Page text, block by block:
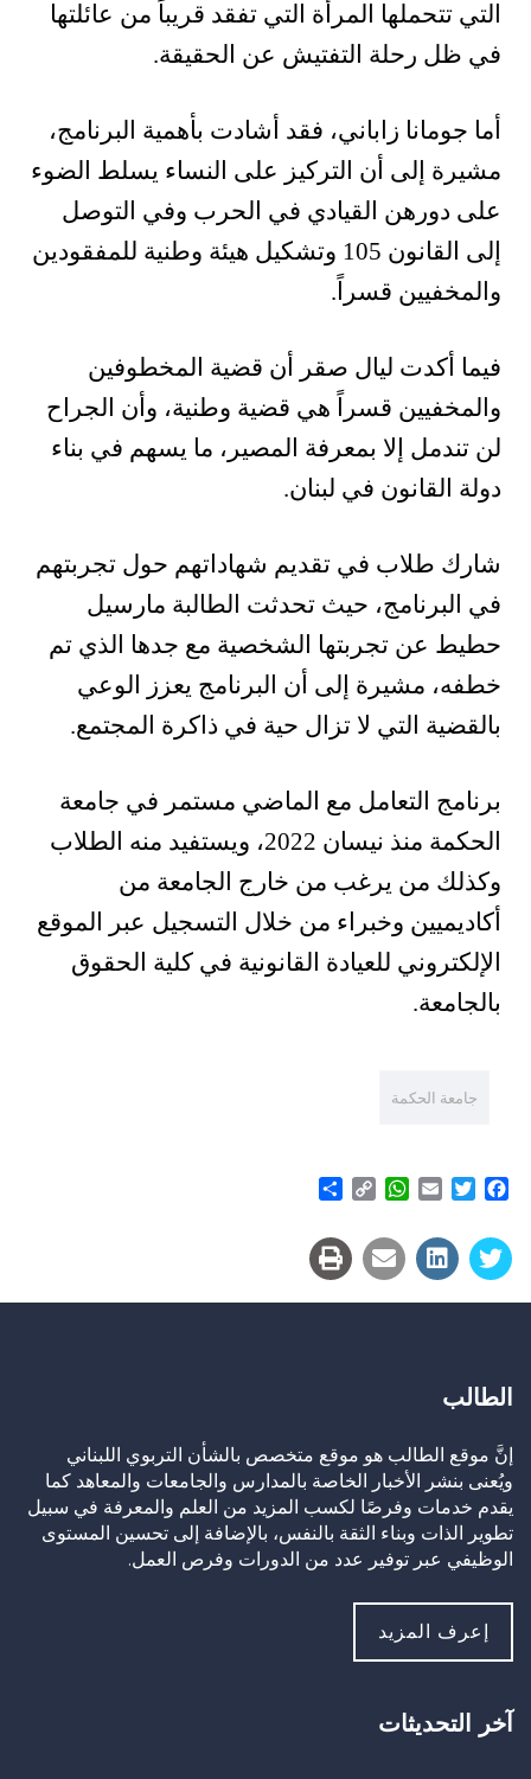
التي تتحملها المرأة التي تفقد قريباً من عائلتها
في ظل رحلة التفتيش عن الحقيقة.
أما جومانا زاباني، فقد أشادت بأهمية البرنامج،
مشيرة إلى أن التركيز على النساء يسلط الضوء
على دورهن القيادي في الحرب وفي التوصل
إلى القانون 105 وتشكيل هيئة وطنية للمفقودين
والمخفيين قسراً.
فيما أكدت ليال صقر أن قضية المخطوفين
والمخفيين قسراً هي قضية وطنية، وأن الجراح
لن تندمل إلا بمعرفة المصير، ما يسهم في بناء
دولة القانون في لبنان.
شارك طلاب في تقديم شهاداتهم حول تجربتهم
في البرنامج، حيث تحدثت الطالبة مارسيل
حطيط عن تجربتها الشخصية مع جدها الذي تم
خطفه، مشيرة إلى أن البرنامج يعزز الوعي
بالقضية التي لا تزال حية في ذاكرة المجتمع.
برنامج التعامل مع الماضي مستمر في جامعة
الحكمة منذ نيسان 2022، ويستفيد منه الطلاب
وكذلك من يرغب من خارج الجامعة من
أكاديميين وخبراء من خلال التسجيل عبر الموقع
الإلكتروني للعيادة القانونية في كلية الحقوق
بالجامعة.
جامعة الحكمة
Facebook
Twitter
Email
WhatsApp
Copy
الطالب
إنَّ موقع الطالب هو موقع متخصص بالشأن التربوي اللبناني
ويُعنى بنشر الأخبار الخاصة بالمدارس والجامعات والمعاهد كما
يقدم خدمات وفرصًا لكسب المزيد من العلم والمعرفة في سبيل
تطوير الذات وبناء الثقة بالنفس، بالإضافة إلى تحسين المستوى
الوظيفي عبر توفير عدد من الدورات وفرص العمل.
إعرف المزيد
آخر التحديثات